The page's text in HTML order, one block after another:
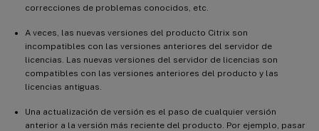
correcciones de problemas conocidos, etc.
A veces, las nuevas versiones del producto Citrix son
incompatibles con las versiones anteriores del servidor de
licencias. Las nuevas versiones del servidor de licencias son
compatibles con las versiones anteriores del producto y las
licencias antiguas.
Una actualización de versión es el paso de cualquier versión
anterior a la versión más reciente del producto. Por ejemplo, pasar